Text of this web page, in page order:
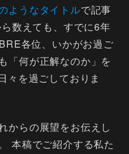
ようなタイトルで記事
数えても、すでに6年
各位、いかがお過ご
「何が正解なのか」を
々を過ごしておりま
からの展望をお伝えし
本稿でご紹介する私た